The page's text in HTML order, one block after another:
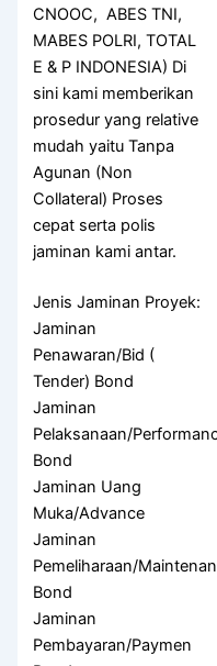
CNOOC, ABES TNI,
MABES POLRI, TOTAL
E & P INDONESIA) Di
sini kami memberikan
prosedur yang relative
mudah yaitu Tanpa
Agunan (Non
Collateral) Proses
cepat serta polis
jaminan kami antar.
Jenis Jaminan Proyek:
Jaminan
Penawaran/Bid (
Tender) Bond
Jaminan
Pelaksanaan/
Bond
Jaminan Uang
Muka/Advance
Jaminan
Pemeliharaan/
Bond
Jaminan
Pembayaran/Paymen